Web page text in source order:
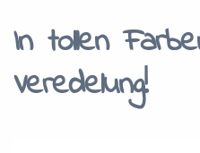
In tollen
Veredelung!